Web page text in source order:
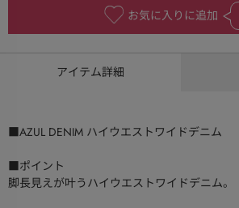
お気に入りに追加
アイテム詳細
■AZUL DENIM ハイウエストワイドデニム
■ポイント
脚長見えが叶うハイウエストワイドデニム。